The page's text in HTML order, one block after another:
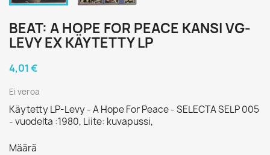
BEAT: A HOPE FOR PEACE KANSI VG-
LEVY EX KÄYTETTY LP
4,01 €
Ei veroa
Käytetty LP-Levy - A Hope For Peace - SELECTA SELP 005
- vuodelta :1980, Liite: kuvapussi,
Määrä